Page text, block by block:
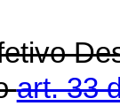
art. 33